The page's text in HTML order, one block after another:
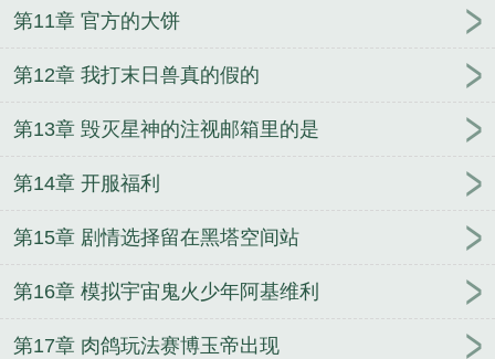
第11章 官方的大饼
第12章 我打末日兽真的假的
第13章 毁灭星神的注视邮箱里的是
第14章 开服福利
第15章 剧情选择留在黑塔空间站
第16章 模拟宇宙鬼火少年阿基维利
第17章 肉鸽玩法赛博玉帝出现